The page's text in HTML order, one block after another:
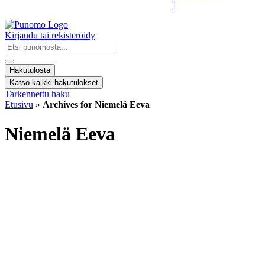
Kirjaudu tai rekisteröidy
Search
...
Hakutulosta
Katso kaikki hakutulokset
Tarkennettu haku
Etusivu » Archives for Niemelä Eeva
Niemelä Eeva